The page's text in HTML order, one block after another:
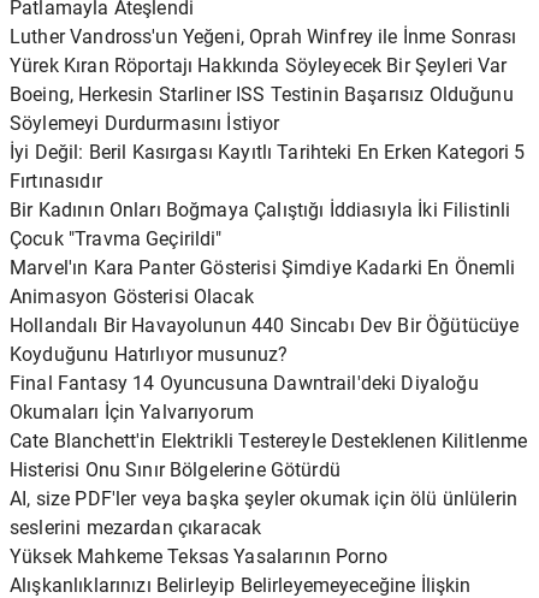
Patlamayla Ateşlendi
Luther Vandross'un Yeğeni, Oprah Winfrey ile İnme Sonrası
Yürek Kıran Röportajı Hakkında Söyleyecek Bir Şeyleri Var
Boeing, Herkesin Starliner ISS Testinin Başarısız Olduğunu
Söylemeyi Durdurmasını İstiyor
İyi Değil: Beril Kasırgası Kayıtlı Tarihteki En Erken Kategori 5
Fırtınasıdır
Bir Kadının Onları Boğmaya Çalıştığı İddiasıyla İki Filistinli
Çocuk "Travma Geçirildi"
Marvel'ın Kara Panter Gösterisi Şimdiye Kadarki En Önemli
Animasyon Gösterisi Olacak
Hollandalı Bir Havayolunun 440 Sincabı Dev Bir Öğütücüye
Koyduğunu Hatırlıyor musunuz?
Final Fantasy 14 Oyuncusuna Dawntrail'deki Diyaloğu
Okumaları İçin Yalvarıyorum
Cate Blanchett'in Elektrikli Testereyle Desteklenen Kilitlenme
Histerisi Onu Sınır Bölgelerine Götürdü
AI, size PDF'ler veya başka şeyler okumak için ölü ünlülerin
seslerini mezardan çıkaracak
Yüksek Mahkeme Teksas Yasalarının Porno
Alışkanlıklarınızı Belirleyip Belirleyemeyeceğine İlişkin